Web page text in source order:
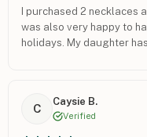
I purchased 2 necklaces
was also very happy to
holidays. My daughter
C
Caysie B.
Verified